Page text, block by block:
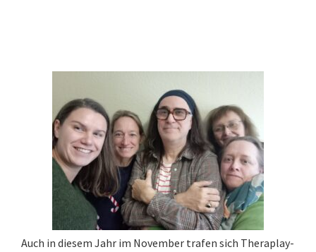
Auch in diesem Jahr im November trafen sich Theraplay-